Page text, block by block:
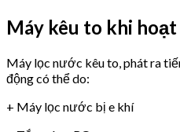
Máy kêu to khi
Máy lọc nước kêu to, phát ra
động có thể do:
+ Máy lọc nước bị e khí